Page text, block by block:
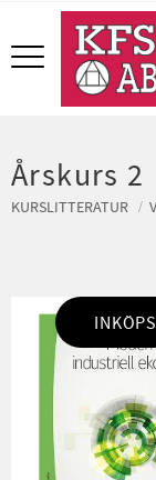
Meny
Årskurs 2
KURSLITTERATUR